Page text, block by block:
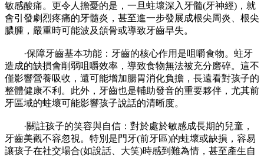
敏感酸痛。更令人擔憂的是，一旦蛀壞深入牙髓(牙神經)，就
會引發劇烈疼痛的牙髓炎，甚至進一步發展成根尖周炎、根尖
膿腫，嚴重時可能波及頜骨或導致牙齒早失。
·保障牙齒基本功能：牙齒的核心作用是咀嚼食物。蛀牙
造成的缺損會削弱咀嚼效率，導致食物無法被充分磨碎。這不
僅影響營養吸收，還可能增加腸胃消化負擔，長遠看對孩子的
整體健康不利。此外，牙齒也是輔助發音的重要夥伴，尤其前
牙區域的蛀壞可能影響孩子說話的清晰度。
·關註孩子的笑容與自信：對於處於敏感成長期的兒童，
牙齒美觀不容忽視。特別是門牙(前牙區)的蛀壞或缺損，容易
讓孩子在社交場合(如說話、大笑)時感到難為情，甚至產生自